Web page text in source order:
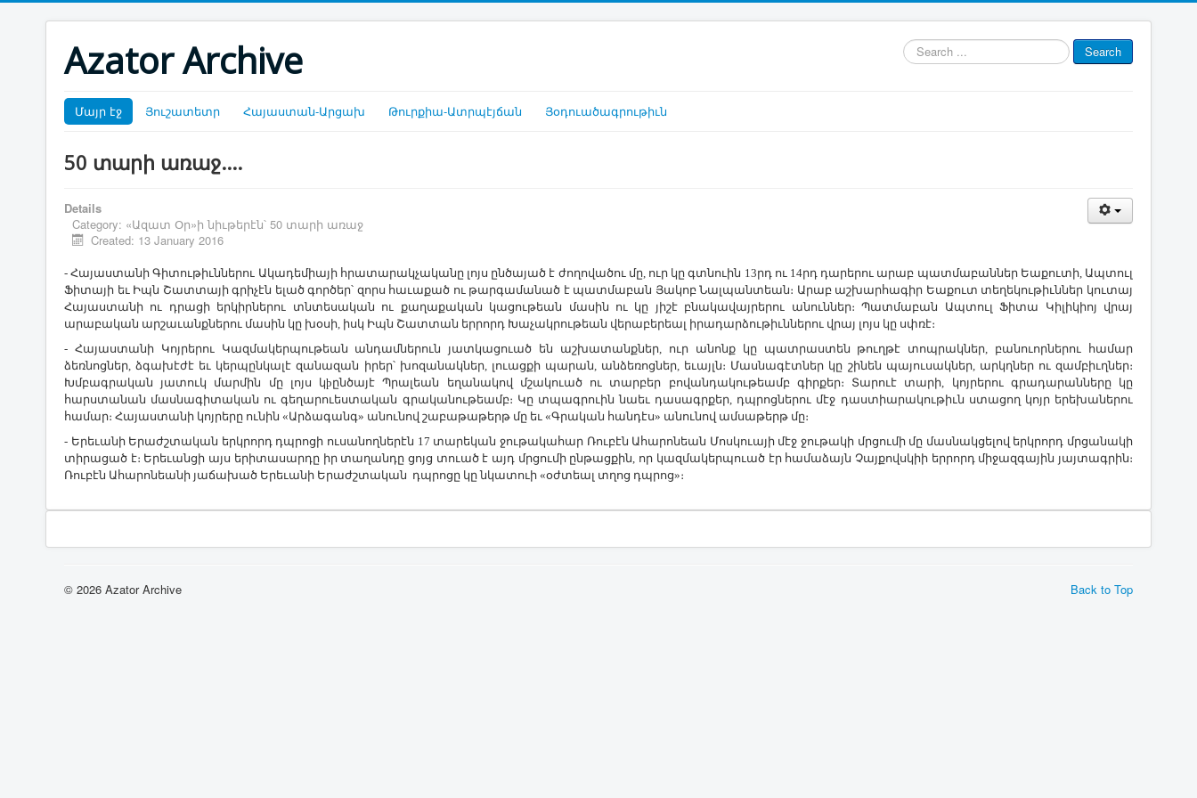
Azator Archive
Search
...
Search
Մայր էջ Յուշատետր Հայաստան-Արցախ Թուրքիա-Ատրպէյճան Յօդուածագրութիւն
50 տարի առաջ....
Details
Category: «Ազատ Օր»ի նիւթերէն՝ 50 տարի առաջ
Created: 13 January 2016
- Հայաստանի Գիտութիւններու Ակադեմիայի հրատարակչականը լոյս ընծայած է ժողովածու մը, ուր կը գտնուին 13րդ ու 14րդ դարերու արաբ պատմաբաններ Եաքուտի, Ապտուլ
Ֆիտայի եւ Իպն Շատտայի գրիչէն ելած գործեր՝ զորս հաւաքած ու թարգամանած է պատմաբան Յակոբ Նալպանտեան։ Արաբ աշխարհագիր Եաքուտ տեղեկութիւններ կուտայ
Հայաստանի ու դրացի երկիրներու տնտեսական ու քաղաքական կացութեան մասին ու կը յիշէ բնակավայրերու անուններ։ Պատմաբան Ապտուլ Ֆիտա Կիլիկիոյ վրայ
արաբական արշաւանքներու մասին կը խօսի, իսկ Իպն Շատտան երրորդ Խաչակրութեան վերաբերեալ իրադարձութիւններու վրայ լոյս կը սփռէ։
- Հայաստանի Կոյրերու Կազմակերպութեան անդամներուն յատկացուած են աշխատանքներ, ուր անոնք կը պատրաստեն թուղթէ տոպրակներ, բանուորներու համար
ձեռնոցներ, ձգախէժէ եւ կերպընկալէ զանազան իրեր՝ խոզանակներ, լուացքի պարան, անձեռոցներ, եւայլն։ Մասնագէտներ կը շինեն պայուսակներ, արկղներ ու զամբիւղներ։
Խմբագրական յատուկ մարմին մը լոյս կþընծայէ Պրալեան եղանակով մշակուած ու տարբեր բովանդակութեամբ գիրքեր։ Տարուէ տարի, կոյրերու գրադարանները կը
հարստանան մասնագիտական ու գեղարուեստական գրականութեամբ։ Կը տպագրուին նաեւ դասագրքեր, դպրոցներու մէջ դաստիարակութիւն ստացող կոյր երեխաներու
համար։ Հայաստանի կոյրերը ունին «Արձագանգ» անունով շաբաթաթերթ մը եւ «Գրական հանդէս» անունով ամսաթերթ մը։
- Երեւանի Երաժշտական երկրորդ դպրոցի ուսանողներէն 17 տարեկան ջութակահար Ռուբէն Ահարոնեան Մոսկուայի մէջ ջութակի մրցումի մը մասնակցելով երկրորդ մրցանակի
տիրացած է։ Երեւանցի այս երիտասարդը իր տաղանդը ցոյց տուած է այդ մրցումի ընթացքին, որ կազմակերպուած էր համաձայն Չայքովսկիի երրորդ միջազգային յայտագրին։
Ռուբէն Ահարոնեանի յաճախած Երեւանի Երաժշտական դպրոցը կը նկատուի «օժտեալ տղոց դպրոց»։
Back to Top
© 2026 Azator Archive